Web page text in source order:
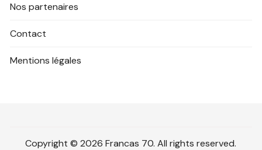
Nos partenaires
Contact
Mentions légales
Copyright © 2026 Francas 70. All rights reserved.